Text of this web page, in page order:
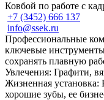
Ковбой по работе с
+7 (3452) 666 137
info@ssek.ru
Профессиональные
ключевые
сохранять плавную
Увлечения: Графити,
Жизненная установка:
хорошие зубы, ее